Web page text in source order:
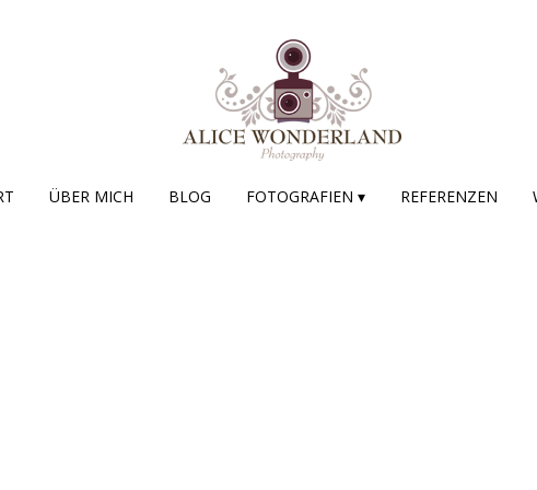
ÜBER MICH BLOG FOTOGRAFIEN ▾ REFERENZEN